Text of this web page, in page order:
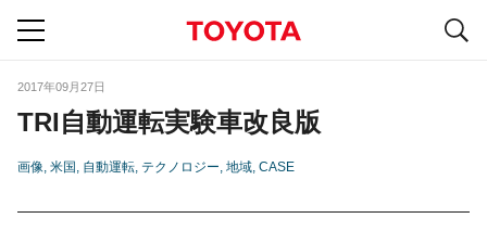
2017年09月27日
TRI自動運転実験車改良版
画像 米国 自動運転 テクノロジー 地域 CASE